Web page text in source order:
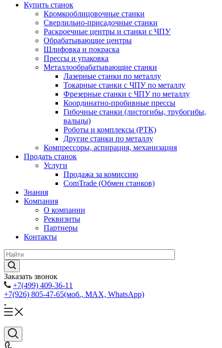
Купить станок
Кромкооблицовочные станки
Сверлильно-присадочные станки
Раскроечные центры и станки с ЧПУ
Обрабатывающие центры
Шлифовка и покраска
Прессы и упаковка
Металлообрабатывающие станки
Лазерные станки по металлу
Токарные станки с ЧПУ по металлу
Фрезерные станки с ЧПУ по металлу
Координатно-пробивные прессы
Гибочные станки (листогибы, трубогибы,
вальцы)
Роботы и комплексы (РТК)
Другие станки по металлу
Компрессоры, аспирация, механизация
Продать станок
Услуги
Продажа за комиссию
ComTrade (Обмен станков)
Знания
Компания
О компании
Реквизиты
Партнеры
Контакты
Заказать звонок
+7(499) 409-36-11
+7(926) 805-47-65(моб., MAX, WhatsApp)